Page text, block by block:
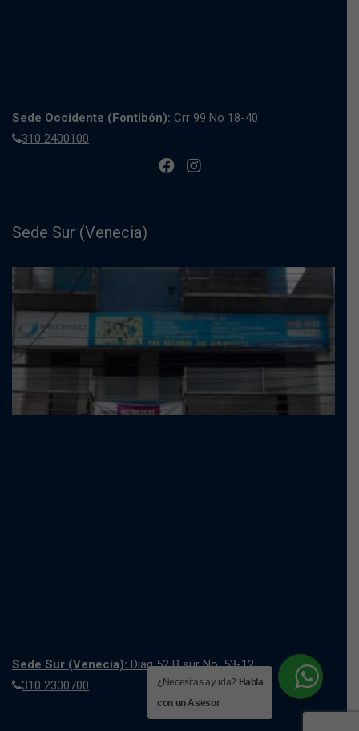
Sede Occidente (Fontibón): Crr 99 No 18-40
310 2400100
Sede Sur (Venecia)
Sede Sur (Venecia): Diag 52 B sur No. 53-12
310 2300700
¿Necesitas ayuda? Habla
con un Asesor